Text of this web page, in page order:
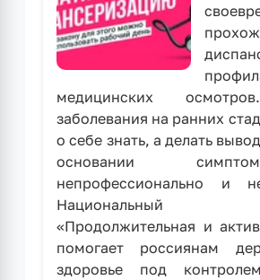
медицинских
заболевания на ранних
о себе знать, а делать
основании
непрофессионально и
Национальный
«Продолжительная и
помогает россиянам
здоровье под